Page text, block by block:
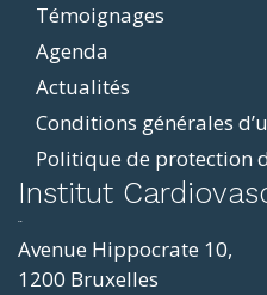
Témoignages
Agenda
Actualités
Conditions générales
Politique de protection
Institut
Avenue Hippocrate 10,
1200 Bruxelles